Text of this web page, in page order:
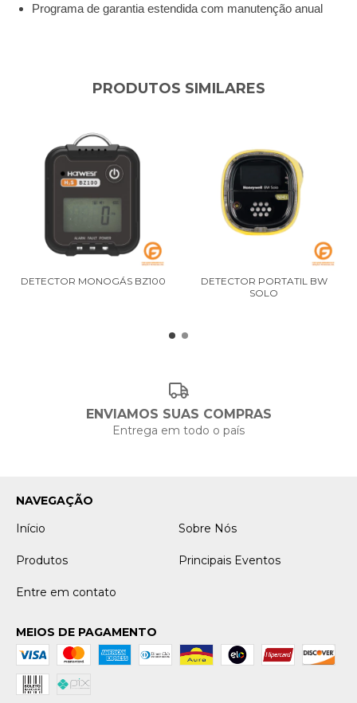
Programa de garantia estendida com manutenção anual
PRODUTOS SIMILARES
DETECTOR MONOGÁS BZ100
DETECTOR PORTATIL BW
SOLO
ENVIAMOS SUAS COMPRAS
Entrega em todo o país
NAVEGAÇÃO
Início
Sobre Nós
Produtos Principais Eventos
Entre em contato
MEIOS DE PAGAMENTO